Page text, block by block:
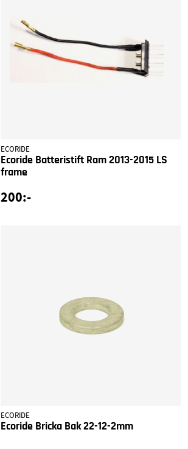
ECORIDE
Ecoride Batteristift Ram 2013-2015 LS
frame
200:-
ECORIDE
Ecoride Bricka Bak 22-12-2mm